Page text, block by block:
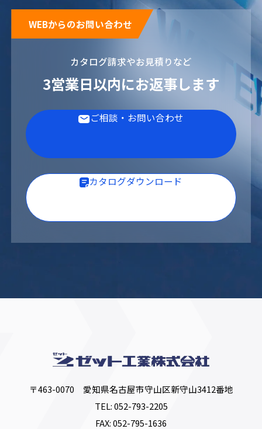
WEBからのお問い合わせ
カタログ請求やお見積りなど
3営業日以内にお返事します
ご相談・お問い合わせ
カタログダウンロード
〒463-0070 愛知県名古屋市守山区新守山3412番地
TEL:052-793-2205
FAX: 052-795-1636